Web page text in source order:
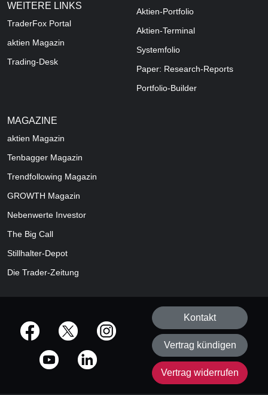
WEITERE LINKS
TraderFox Portal
aktien Magazin
Trading-Desk
Aktien-Portfolio
Aktien-Terminal
Systemfolio
Paper: Research-Reports
Portfolio-Builder
MAGAZINE
aktien Magazin
Tenbagger Magazin
Trendfollowing Magazin
GROWTH Magazin
Nebenwerte Investor
The Big Call
Stillhalter-Depot
Die Trader-Zeitung
offizielle Social Media-Accounts
Kontakt
Vertrag kündigen
Vertrag widerrufen